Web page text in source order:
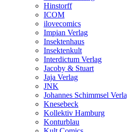
Hinstorff
ICOM
ilovecomics
Impian Verlag
Insektenhaus
Insektenkult
Interdictum Verlag
Jacoby & Stuart
Jaja Verlag
JNK
Johannes Schimmsel
Knesebeck
Kollektiv Hamburg
Konturblau